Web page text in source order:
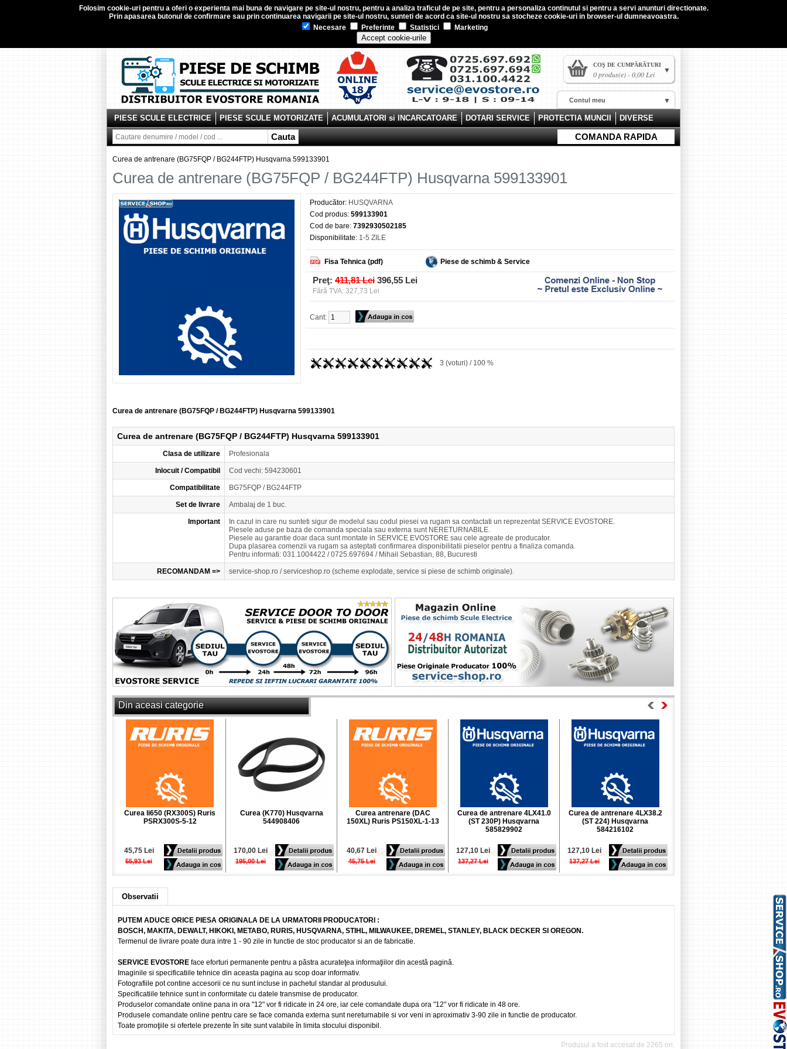
Folosim cookie-uripentru a oferi o experienta mai buna de navigare pe site-ul nostru, pentru a analiza traficul de pe site, pentru a personaliza continutul si pentru a servi anunturi directionate.
Prin apasarea butonul de confirmare sau prin continuarea navigarii pe site-ul nostru, sunteti de acord ca site-ul nostru sa stocheze cookie-uri in browser-ul dumneavoastra.
Necesare
Preferinte Statistici Marketing
Accept cookie-urile
COŞ DE CUMPĂRĂTURI
0 produs(e) - 0,00 Lei
Cauta COMANDA RAPIDA
Contul meu
PIESE SCULE ELECTRICE PIESE SCULE MOTORIZATE ACUMULATORI si INCARCATOARE DOTARI SERVICE PROTECTIA MUNCII DIVERSE
Curea de antrenare (BG75FQP / BG244FTP) Husqvarna 599133901
Curea de antrenare (BG75FQP / BG244FTP) Husqvarna 599133901
Producător: HUSQVARNA
Cod produs: 599133901
Cod de bare: 7392930502185
Disponibilitate: 1-5 ZILE
Fisa Tehnica (pdf) Piese de schimb & Service
Preţ: 411,81 Lei 396,55 Lei
Fără TVA: 327,73 Lei
Cant:
3 (voturi) / 100 %
Curea de antrenare (BG75FQP / BG244FTP) Husqvarna 599133901
Curea de antrenare (BG75FQP / BG244FTP) Husqvarna 599133901
Clasa de utilizare Profesionala
Inlocuit / Compatibil Cod vechi: 594230601
Compatibilitate BG75FQP / BG244FTP
Set de livrare Ambalaj de 1 buc.
Important
In cazul in care nu sunteti sigur de modelul sau codul piesei va rugam sa contactati un reprezentat SERVICE EVOSTORE.
Piesele aduse pe baza de comanda speciala sau externa sunt NERETURNABILE.
Piesele au garantie doar daca sunt montate in SERVICE EVOSTORE sau cele agreate de producator.
Dupa plasarea comenzii va rugam sa asteptati confirmarea disponibilitatii pieselor pentru a finaliza comanda.
Pentru informati: 031.1004422 / 0725.697694 / Mihail Sebastian, 88, Bucuresti
RECOMANDAM => service-shop.ro / serviceshop.ro (scheme explodate, service si piese de schimb originale).
Din aceasi categorie
Curea li650 (RX300S) Ruris
PSRX300S-5-12
45,75 Lei
55,93 Lei
Curea (K770) Husqvarna
544908406
170,00 Lei
195,00 Lei
Curea antrenare (DAC
150XL) Ruris PS150XL-1-13
40,67 Lei
45,75 Lei
Curea de antrenare 4LX41.0
(ST 230P) Husqvarna
585829902
127,10 Lei
137,27 Lei
Curea de antrenare 4LX38.2
(ST 224) Husqvarna
584216102
127,10 Lei
137,27 Lei
Observatii
PUTEM ADUCE ORICE PIESA ORIGINALA DE LA URMATORII PRODUCATORI :
BOSCH, MAKITA, DEWALT, HIKOKI, METABO, RURIS, HUSQVARNA, STIHL, MILWAUKEE, DREMEL, STANLEY, BLACK DECKER SI OREGON.
Termenul de livrare poate dura intre 1 - 90 zile in functie de stoc producator si an de fabricatie.
SERVICE EVOSTORE face eforturi permanente pentru a păstra acurateţea informaţiilor din acestă pagină.
Imaginile si specificatiile tehnice din aceasta pagina au scop doar informativ.
Fotografiile pot contine accesorii ce nu sunt incluse in pachetul standar al produsului.
Specificatiile tehnice sunt in conformitate cu datele transmise de producator.
Produselor comandate online pana in ora "12" vor fi ridicate in 24 ore, iar cele comandate dupa ora "12" vor fi ridicate in 48 ore.
Produsele comandate online pentru care se face comanda externa sunt nereturnabile si vor veni in aproximativ 3-90 zile in functie de producator.
Toate promoţiile si ofertele prezente în site sunt valabile în limita stocului disponibil.
Produsul a fost accesat de 2265 ori.